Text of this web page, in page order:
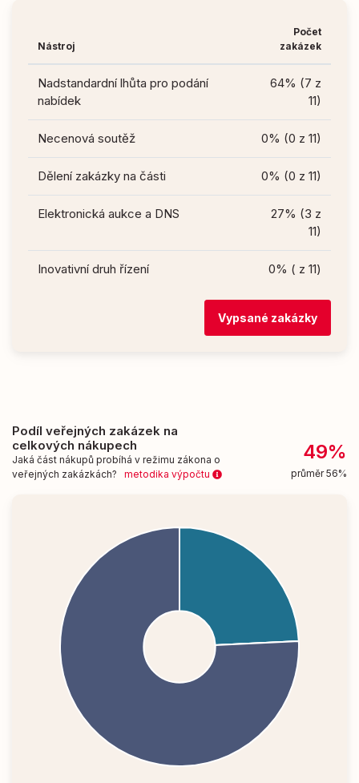
Nástroj
Počet
zakázek
Nadstandardní lhůta pro podání
nabídek
64% (7 z
11)
Necenová soutěž 0% (0 z 11)
Dělení zakázky na části 0% (0 z 11)
Elektronická aukce a DNS
27% (3 z
11)
Inovativní druh řízení 0% ( z 11)
Vypsané zakázky
Podíl veřejných zakázek na
celkových nákupech
Jaká část nákupů probíhá v režimu zákona o
veřejných zakázkách? metodika výpočtu
49%
průměr 56%